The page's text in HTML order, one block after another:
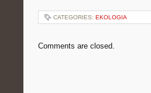
CATEGORIES: EKOLOGIA
Comments are closed.